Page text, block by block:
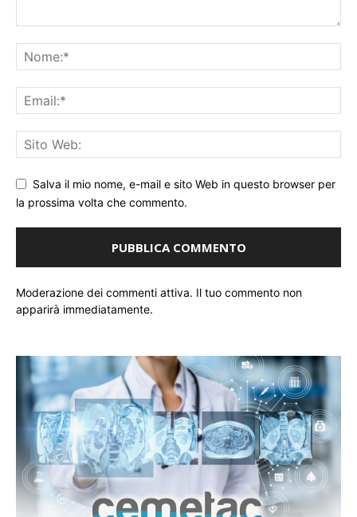
Salva il mio nome, e-mail e sito Web in questo browser per
la prossima volta che commento.
Moderazione dei commenti attiva. Il tuo commento non
apparirà immediatamente.